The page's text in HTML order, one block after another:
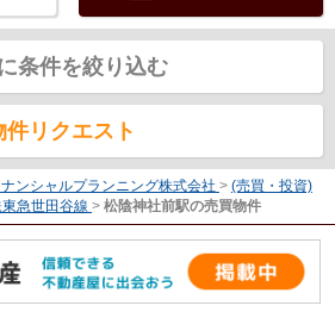
条件を絞り込む
件リクエスト
ンシャルプランニング株式会社 > (売買・投資)
急世田谷線 > 松陰神社前駅の売買物件